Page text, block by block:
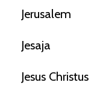
Jerusalem
Jesaja
Jesus Christus